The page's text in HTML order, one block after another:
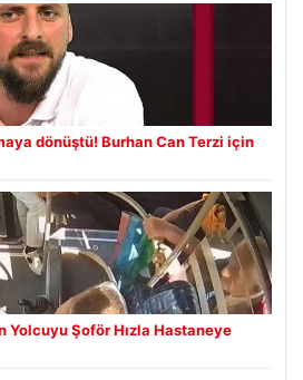
dönüştü! Burhan Can Terzi için
Yolcuyu Şoför Hızla Hastaneye